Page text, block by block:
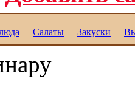
Салаты Закуски